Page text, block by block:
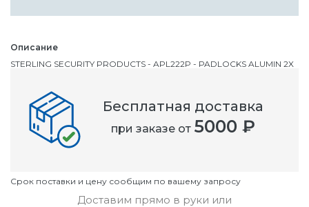
Описание
STERLING SECURITY PRODUCTS - APL222P - PADLOCKS ALUMIN 2X
Номенклатурный номер
OC3391210
Cрок поставки и цену сообщим по вашему запросу
Бесплатная доставка
при заказе от 5000 ₽
Доставим прямо в руки или